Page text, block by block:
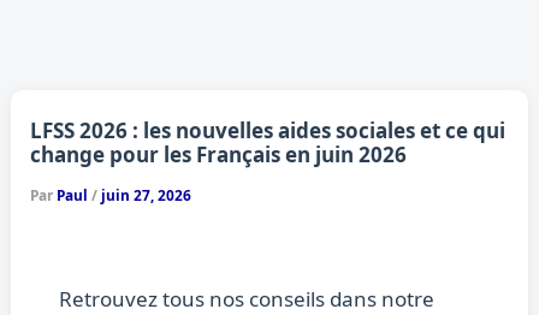
LFSS 2026 : les nouvelles aides sociales et ce qui
change pour les Français en juin 2026
Par Paul / juin 27, 2026
Retrouvez tous nos conseils dans notre